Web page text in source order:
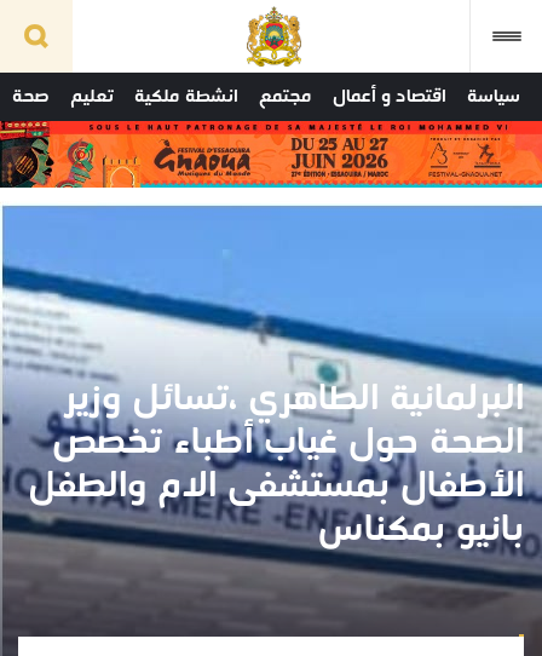
سياسة اقتصاد و أعمال مجتمع انشطة ملكية تعليم صحة
البرلمانية الطاهري ،تسائل وزير
الصحة حول غياب أطباء تخصص
الأطفال بمستشفى الام والطفل
بانيو بمكناس